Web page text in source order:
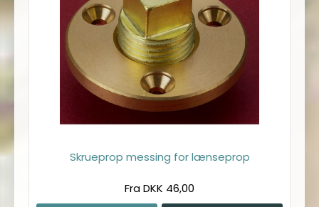
Skrueprop messing for lænseprop
Fra DKK 46,00